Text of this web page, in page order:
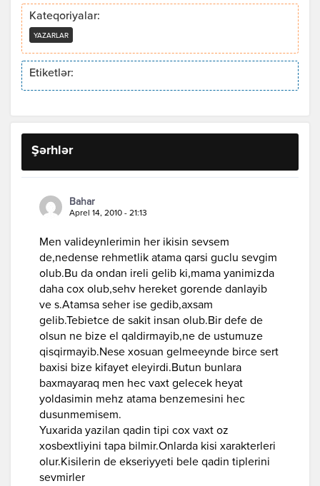
Kateqoriyalar:
YAZARLAR
Etiketlər:
Şərhlər
Bahar
Aprel 14, 2010 - 21:13
Men valideynlerimin her ikisin sevsem
de,nedense rehmetlik atama qarsi guclu sevgim
olub.Bu da ondan ireli gelib ki,mama yanimizda
daha cox olub,sehv hereket gorende danlayib
ve s.Atamsa seher ise gedib,axsam
gelib.Tebietce de sakit insan olub.Bir defe de
olsun ne bize el qaldirmayib,ne de ustumuze
qisqirmayib.Nese xosuan gelmeeynde birce sert
baxisi bize kifayet eleyirdi.Butun bunlara
baxmayaraq men hec vaxt gelecek heyat
yoldasimin mehz atama benzemesini hec
dusunmemisem.
Yuxarida yazilan qadin tipi cox vaxt oz
xosbextliyini tapa bilmir.Onlarda kisi xarakterleri
olur.Kisilerin de ekseriyyeti bele qadin tiplerini
sevmirler